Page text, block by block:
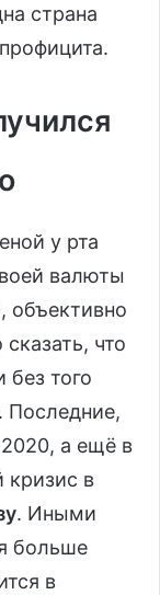
страна
у рта
валюты
объективно
что
без того
Последние,
а ещё в
кризис в
. Иными
больше
в